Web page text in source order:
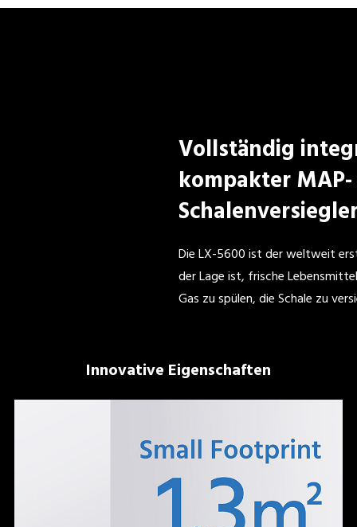
Vollständig
kompakter MAP-
Die LX-5600 ist der weltweit
der Lage ist, frische
Gas zu spülen, die Schale zu
Innovative Eigenschaften